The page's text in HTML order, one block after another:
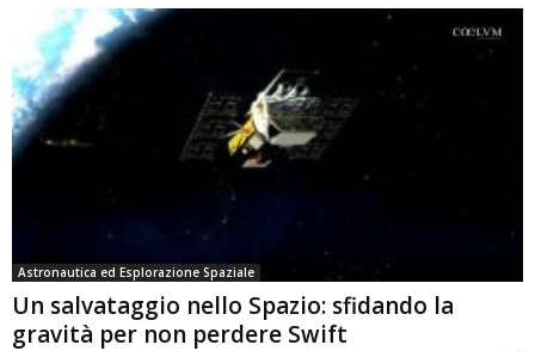
Astronautica ed Esplorazione Spaziale
Un salvataggio nello Spazio: sfidando la
gravità per non perdere Swift